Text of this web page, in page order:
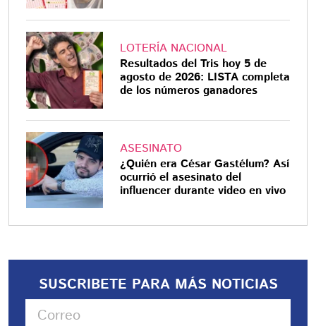
LOTERÍA NACIONAL
Resultados del Tris hoy 5 de
agosto de 2026: LISTA completa
de los números ganadores
ASESINATO
¿Quién era César Gastélum? Así
ocurrió el asesinato del
influencer durante video en vivo
SUSCRIBETE PARA MÁS NOTICIAS